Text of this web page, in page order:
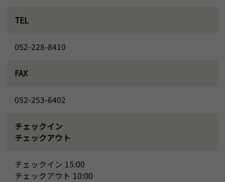
TEL
052-228-8410
FAX
052-253-6402
チェックイン
チェックアウト
チェックイン 15:00
チェックアウト 10:00